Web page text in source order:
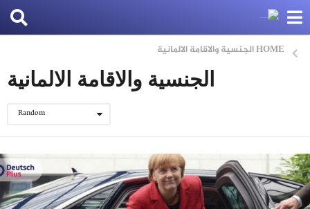
HOMEالجنسية والاقامة الالمانية
الجنسية والاقامة الالمانية
Random